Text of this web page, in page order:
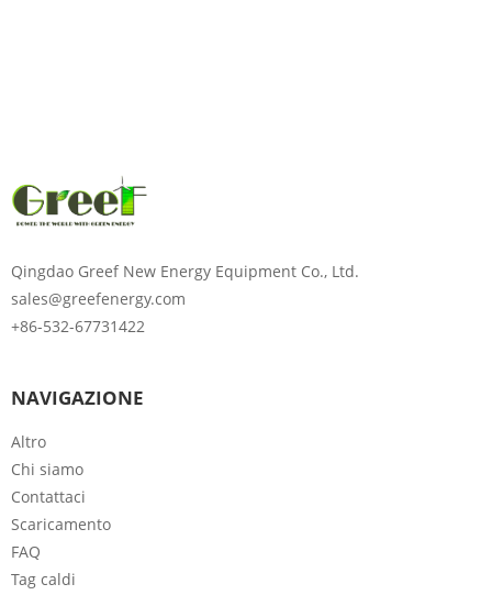
Qingdao Greef New Energy Equipment Co., Ltd.
sales@greefenergy.com
+86-532-67731422
NAVIGAZIONE
Altro
Chi siamo
Contattaci
Scaricamento
FAQ
Tag caldi